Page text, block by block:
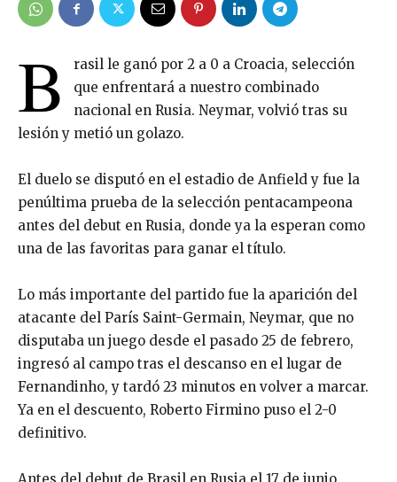
B
rasil le ganó por 2 a 0 a Croacia, selección
que enfrentará a nuestro combinado
nacional en Rusia. Neymar, volvió tras su
lesión y metió un golazo.
El duelo se disputó en el estadio de Anfield y fue la
penúltima prueba de la selección pentacampeona
antes del debut en Rusia, donde ya la esperan como
una de las favoritas para ganar el título.
Lo más importante del partido fue la aparición del
atacante del París Saint-Germain, Neymar, que no
disputaba un juego desde el pasado 25 de febrero,
ingresó al campo tras el descanso en el lugar de
Fernandinho, y tardó 23 minutos en volver a marcar.
Ya en el descuento, Roberto Firmino puso el 2-0
definitivo.